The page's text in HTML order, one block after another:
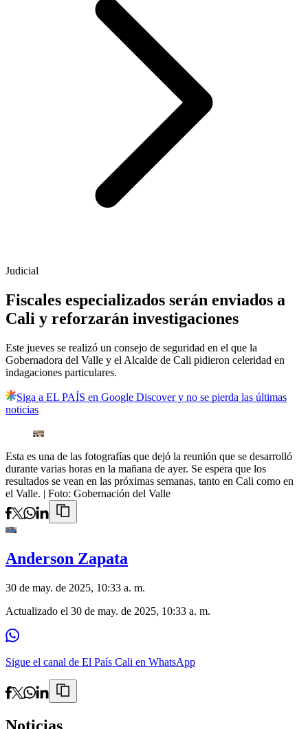
Judicial
Fiscales especializados serán enviados a
Cali y reforzarán investigaciones
Este jueves se realizó un consejo de seguridad en el que la
Gobernadora del Valle y el Alcalde de Cali pidieron celeridad en
indagaciones particulares.
Siga a EL PAÍS en Google Discover y no se pierda las últimas
noticias
Esta es una de las fotografías que dejó la reunión que se desarrolló
durante varias horas en la mañana de ayer. Se espera que los
resultados se vean en las próximas semanas, tanto en Cali como en
el Valle. | Foto: Gobernación del Valle
Anderson Zapata
30 de may. de 2025, 10:33 a. m.
Actualizado el 30 de may. de 2025, 10:33 a. m.
Sigue el canal de El País Cali en WhatsApp